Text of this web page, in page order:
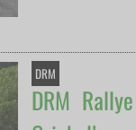
DRM
DRM